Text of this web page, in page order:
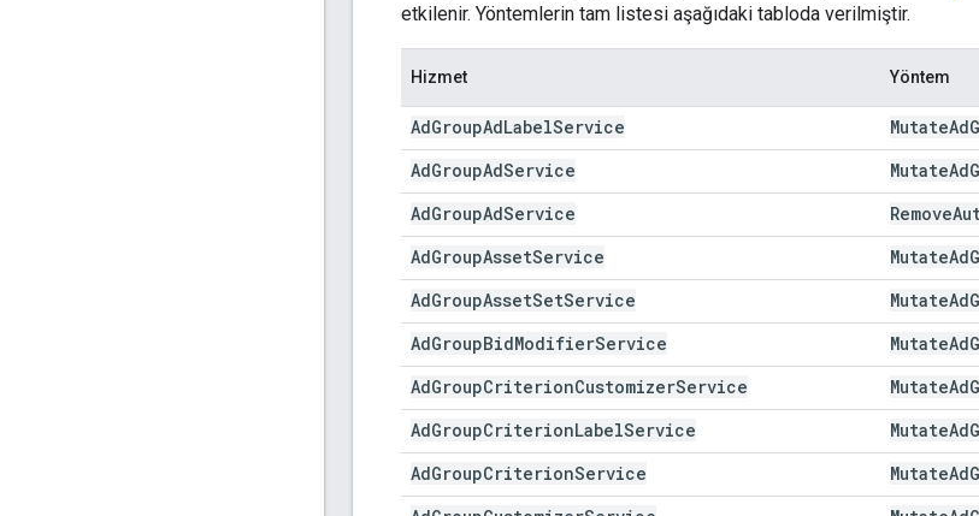
etkilenir. Yöntemlerin tam listesi aşağıdaki tabloda verilmiştir.
Hizmet Yöntem
AdGroupAdLabelService MutateAd
AdGroupAdService MutateAd
AdGroupAdService Remove
AdGroupAssetService MutateAd
AdGroupAssetSetService MutateAd
AdGroupBidModifierService MutateAd
AdGroupCriterionCustomizerService MutateAd
AdGroupCriterionLabelService MutateAd
AdGroupCriterionService MutateAd